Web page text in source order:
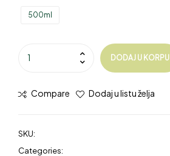
500ml
DODAJ U KORPU
Compare Dodaj u listu želja
SKU:
Categories: